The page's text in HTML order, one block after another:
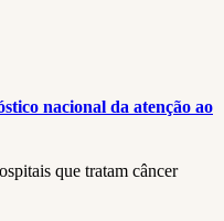
nacional da atenção ao
que tratam câncer